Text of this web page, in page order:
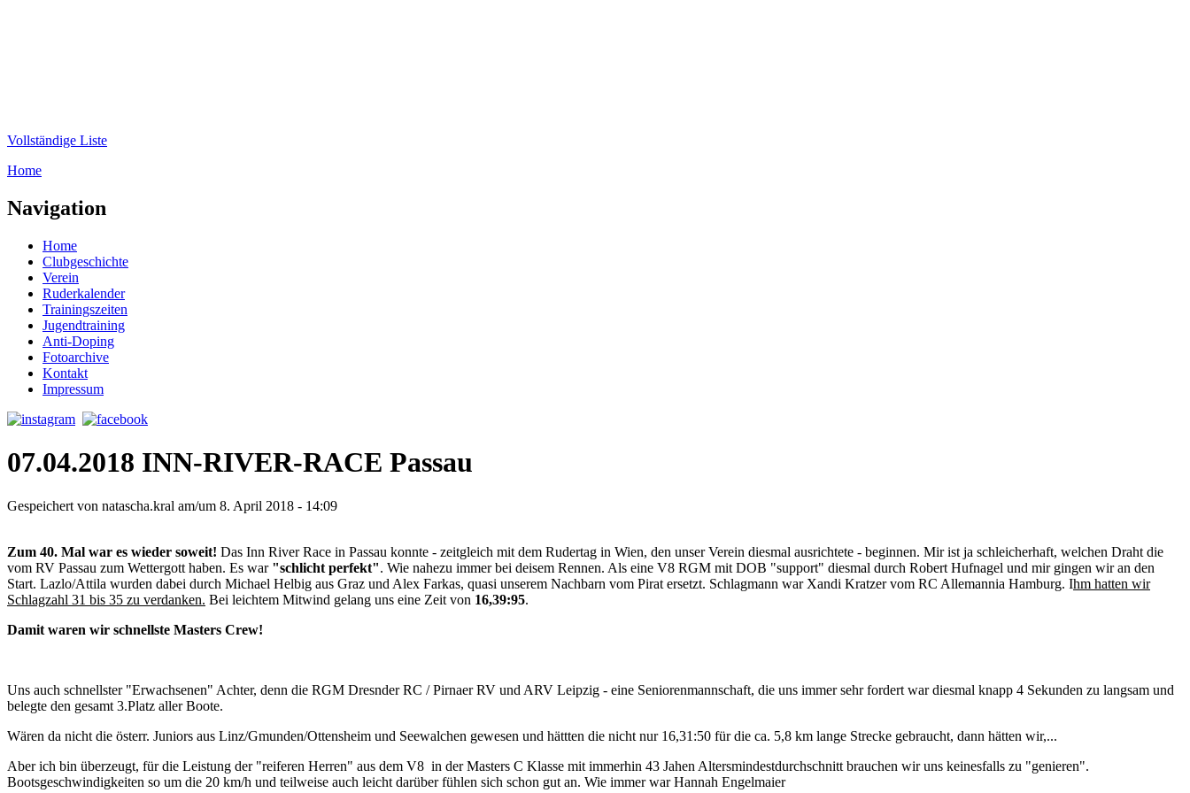
Vollständige Liste
Home
Navigation
Home
Clubgeschichte
Verein
Ruderkalender
Trainingszeiten
Jugendtraining
Anti-Doping
Fotoarchive
Kontakt
Impressum
07.04.2018 INN-RIVER-RACE Passau
Gespeichert von natascha.kral am/um 8. April 2018 - 14:09
Zum 40. Mal war es wieder soweit! Das Inn River Race in Passau konnte - zeitgleich mit dem Rudertag in Wien, den unser Verein diesmal ausrichtete - beginnen. Mir ist ja schleicherhaft, welchen Draht die
vom RV Passau zum Wettergott haben. Es war "schlicht perfekt". Wie nahezu immer bei deisem Rennen. Als eine V8 RGM mit DOB "support" diesmal durch Robert Hufnagel und mir gingen wir an den
Start. Lazlo/Attila wurden dabei durch Michael Helbig aus Graz und Alex Farkas, quasi unserem Nachbarn vom Pirat ersetzt. Schlagmann war Xandi Kratzer vom RC Allemannia Hamburg. Ihm hatten wir
Schlagzahl 31 bis 35 zu verdanken. Bei leichtem Mitwind gelang uns eine Zeit von 16,39:95.
Damit waren wir schnellste Masters Crew!
Uns auch schnellster "Erwachsenen" Achter, denn die RGM Dresnder RC / Pirnaer RV und ARV Leipzig - eine Seniorenmannschaft, die uns immer sehr fordert war diesmal knapp 4 Sekunden zu langsam und
belegte den gesamt 3.Platz aller Boote.
Wären da nicht die österr. Juniors aus Linz/Gmunden/Ottensheim und Seewalchen gewesen und hättten die nicht nur 16,31:50 für die ca. 5,8 km lange Strecke gebraucht, dann hätten wir,...
Aber ich bin überzeugt, für die Leistung der "reiferen Herren" aus dem V8 in der Masters C Klasse mit immerhin 43 Jahen Altersmindestdurchschnitt brauchen wir uns keinesfalls zu "genieren".
Bootsgeschwindigkeiten so um die 20 km/h und teilweise auch leicht darüber fühlen sich schon gut an. Wie immer war Hannah Engelmaier